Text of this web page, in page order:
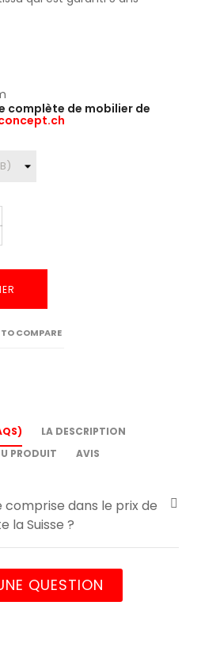
complète de mobilier de
COMPARE
LA DESCRIPTION
PRODUIT
AVIS
comprise dans le prix de
la Suisse ?
QUESTION